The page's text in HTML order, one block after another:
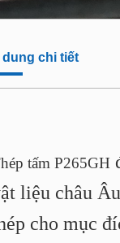
dung chi tiết
tấm P265GH
liệu châu
cho mục